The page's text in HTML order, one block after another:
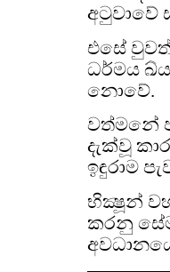
අටුවාවේ
එසේ
ධර්මය
නොවේ.
වත්මනේ
දැක්වූ
ඉඳුරාම
භික්‍ෂූන්
කරනු